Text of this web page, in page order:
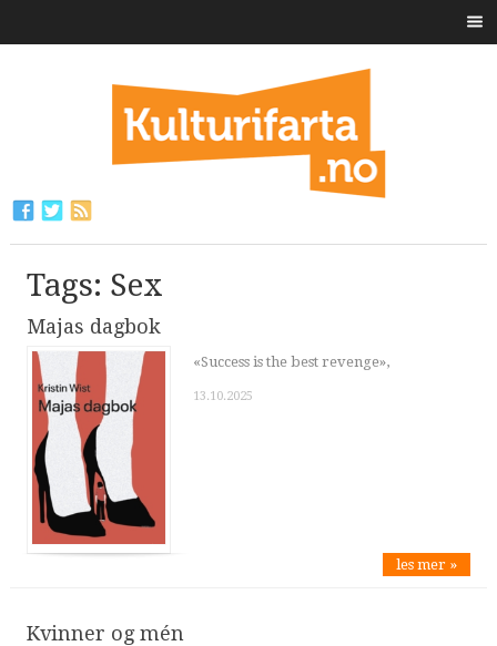
Tags: Sex
Majas dagbok
«Success is the best revenge»,
13.10.2025
les mer »
Kvinner og mén